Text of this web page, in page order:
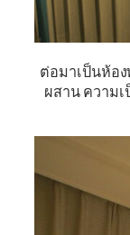
ต่อมาเป็นห้อง
ผสาน ความ